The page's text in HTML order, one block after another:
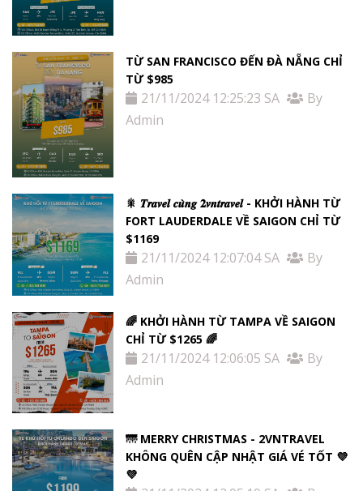
TỪ SAN FRANCISCO ĐẾN ĐÀ NẴNG CHỈ
TỪ $985
21/11/2024 12:25:23 SA
By
Admin
🎇 𝑻𝒓𝒂𝒗𝒆𝒍 𝒄𝒖̀𝒏𝒈 𝟐𝒗𝒏𝒕𝒓𝒂𝒗𝒆𝒍 - KHỞI HÀNH TỪ
FORT LAUDERDALE VỀ SAIGON CHỈ TỪ
$1169
21/11/2024 12:07:04 SA
By
Admin
🌈 KHỞI HÀNH TỪ TAMPA VỀ SAIGON
CHỈ TỪ $1265 🌈
21/11/2024 12:06:05 SA
By
Admin
🌁 MERRY CHRISTMAS - 2VNTRAVEL
KHÔNG QUÊN CẬP NHẬT GIÁ VÉ TỐT 💜
💜